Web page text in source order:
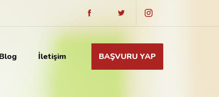
İletişim BAŞVURU YAP